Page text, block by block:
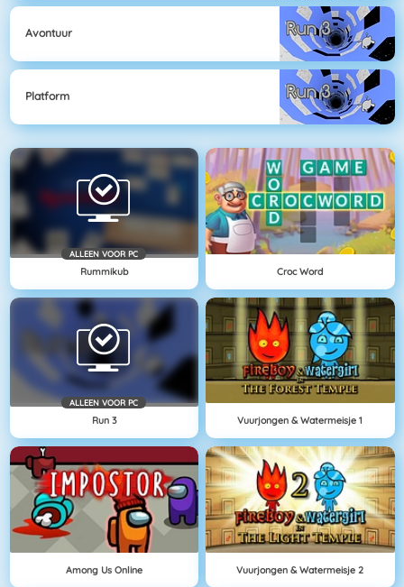
Avontuur
Platform
ALLEEN VOOR PC
Rummikub Croc Word
ALLEEN VOOR PC
Run 3 Vuurjongen & Watermeisje 1
Among Us Online Vuurjongen & Watermeisje 2